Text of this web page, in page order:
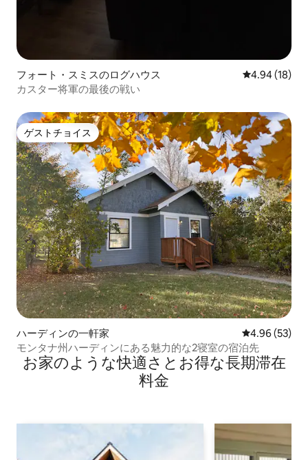
フォート・スミスのログハウス レビュー18
4.94 (18)
カスター将軍の最後の戦い
ゲストチョイス
ゲストチョイス
ハーディンの一軒家 レビュー53
4.96 (53)
モンタナ州ハーディンにある魅力的な2寝室の宿泊先
お家のような快⁠適⁠さ⁠とお⁠得⁠な長⁠期⁠滞⁠在
料⁠金